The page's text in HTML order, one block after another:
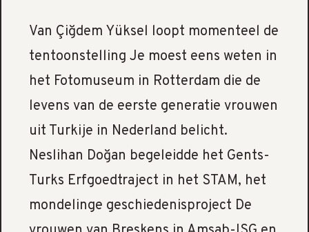
Van Çiğdem Yüksel loopt momenteel de
tentoonstelling Je moest eens weten in
het Fotomuseum in Rotterdam die de
levens van de eerste generatie vrouwen
uit Turkije in Nederland belicht.
Neslihan Doğan begeleidde het Gents-
Turks Erfgoedtraject in het STAM, het
mondelinge geschiedenisproject De